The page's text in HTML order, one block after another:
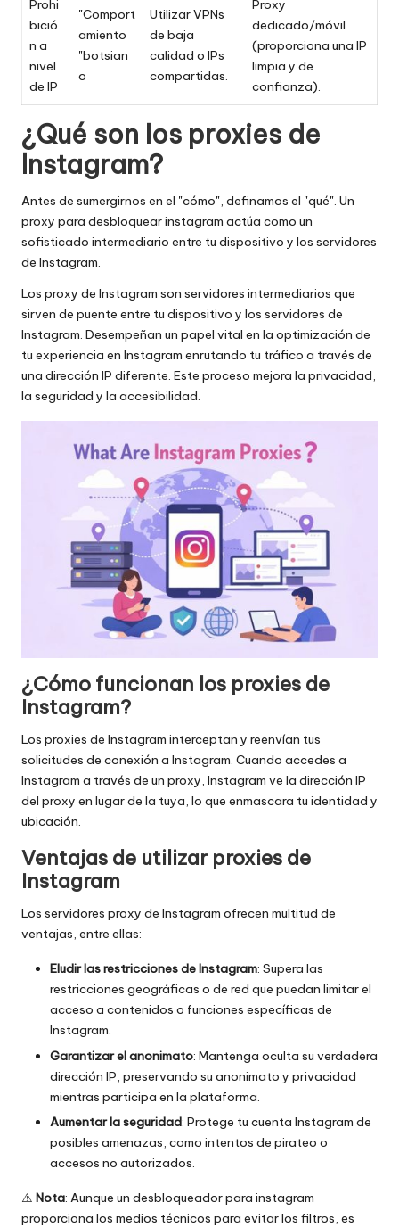
Prohi
bició
n a
nivel
de IP
"Comport
amiento
"botsian
o
Utilizar VPNs
de baja
calidad o IPs
compartidas.
Proxy
dedicado/móvil
(proporciona una IP
limpia y de
confianza).
¿Qué son los proxies de
Instagram?
Antes de sumergirnos en el "cómo", definamos el "qué". Un
proxy para desbloquear instagram actúa como un
sofisticado intermediario entre tu dispositivo y los servidores
de Instagram.
Los proxy de Instagram son servidores intermediarios que
sirven de puente entre tu dispositivo y los servidores de
Instagram. Desempeñan un papel vital en la optimización de
tu experiencia en Instagram enrutando tu tráfico a través de
una dirección IP diferente. Este proceso mejora la privacidad,
la seguridad y la accesibilidad.
¿Cómo funcionan los proxies de
Instagram?
Los proxies de Instagram interceptan y reenvían tus
solicitudes de conexión a Instagram. Cuando accedes a
Instagram a través de un proxy, Instagram ve la dirección IP
del proxy en lugar de la tuya, lo que enmascara tu identidad y
ubicación.
Ventajas de utilizar proxies de
Instagram
Los servidores proxy de Instagram ofrecen multitud de
ventajas, entre ellas:
Eludir las restricciones de Instagram: Supera las
restricciones geográficas o de red que puedan limitar el
acceso a contenidos o funciones específicas de
Instagram.
Garantizar el anonimato: Mantenga oculta su verdadera
dirección IP, preservando su anonimato y privacidad
mientras participa en la plataforma.
Aumentar la seguridad: Protege tu cuenta Instagram de
posibles amenazas, como intentos de pirateo o
accesos no autorizados.
⚠️ Nota: Aunque un desbloqueador para instagram
proporciona los medios técnicos para evitar los filtros, es